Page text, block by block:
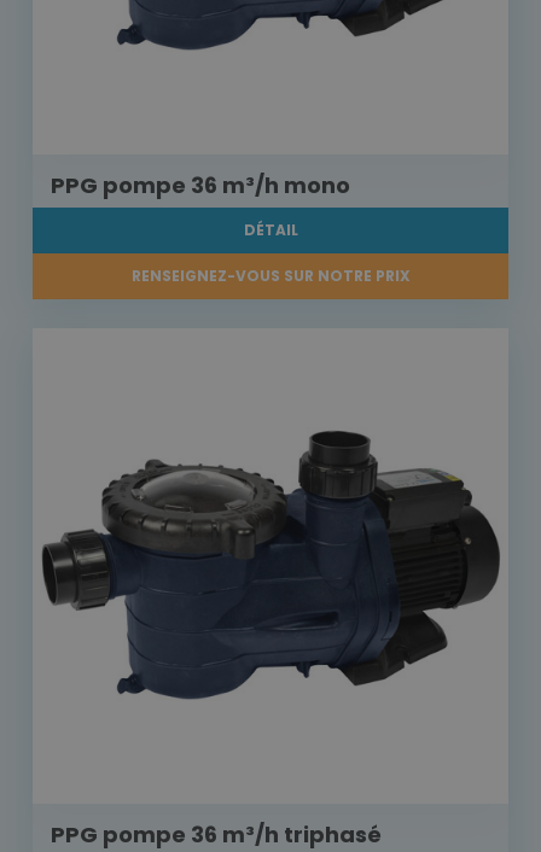
PPG pompe 36 m³/h mono
DÉTAIL
RENSEIGNEZ-VOUS SUR NOTRE PRIX
PPG pompe 36 m³/h triphasé